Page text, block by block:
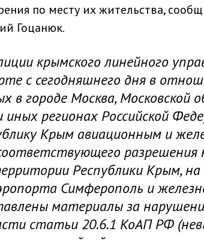
по месту их жительства,
Гоцанюк.
крымского линейного
с сегодняшнего дня в
в городе Москва, Московской
регионах Российской
Крым авиационным и
разрешения
Республики Крым,
Симферополь и
материалы за
статьи 20.6.1 КоАП РФ